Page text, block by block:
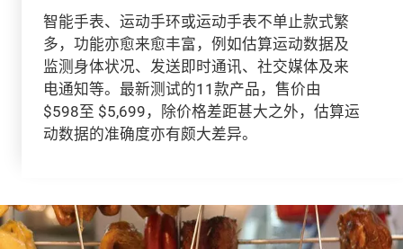
智能手表、运动手环或运动手表不单止款式繁
多，功能亦愈来愈丰富，例如估算运动数据及
监测身体状况、发送即时通讯、社交媒体及来
电通知等。最新测试的11款产品，售价由
$598至 $5,699，除价格差距甚大之外，估算运
动数据的准确度亦有颇大差异。